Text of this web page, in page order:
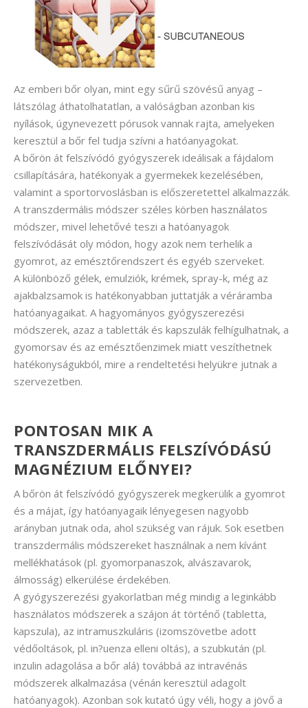
Az emberi bőr olyan, mint egy sűrű szövésű anyag –
látszólag áthatolhatatlan, a valóságban azonban kis
nyílások, úgynevezett pórusok vannak rajta, amelyeken
keresztül a bőr fel tudja szívni a hatóanyagokat.
A bőrön át felszívódó gyógyszerek ideálisak a fájdalom
csillapítására, hatékonyak a gyermekek kezelésében,
valamint a sportorvoslásban is előszeretettel alkalmazzák.
A transzdermális módszer széles körben használatos
módszer, mivel lehetővé teszi a hatóanyagok
felszívódását oly módon, hogy azok nem terhelik a
gyomrot, az emésztőrendszert és egyéb szerveket.
A különböző gélek, emulziók, krémek, spray-k, még az
ajakbalzsamok is hatékonyabban juttatják a véráramba
hatóanyagaikat. A hagyományos gyógyszerezési
módszerek, azaz a tabletták és kapszulák felhígulhatnak, a
gyomorsav és az emésztőenzimek miatt veszíthetnek
hatékonyságukból, mire a rendeltetési helyükre jutnak a
szervezetben.
PONTOSAN MIK A
TRANSZDERMÁLIS FELSZÍVÓDÁSÚ
MAGNÉZIUM ELŐNYEI?
A bőrön át felszívódó gyógyszerek megkerülik a gyomrot
és a májat, így hatóanyagaik lényegesen nagyobb
arányban jutnak oda, ahol szükség van rájuk. Sok esetben
transzdermális módszereket használnak a nem kívánt
mellékhatások (pl. gyomorpanaszok, alvászavarok,
álmosság) elkerülése érdekében.
A gyógyszerezési gyakorlatban még mindig a leginkább
használatos módszerek a szájon át történő (tabletta,
kapszula), az intramuszkuláris (izomszövetbe adott
védőoltások, pl. in?uenza elleni oltás), a szubkután (pl.
inzulin adagolása a bőr alá) továbbá az intravénás
módszerek alkalmazása (vénán keresztül adagolt
hatóanyagok). Azonban sok kutató úgy véli, hogy a jövő a